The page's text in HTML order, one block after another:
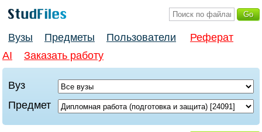
Вузы Предметы Пользователи
Реферат
AI
Заказать работу
Вуз
Предмет